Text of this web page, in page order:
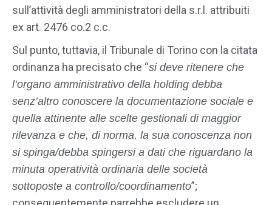
sull’attività degli amministratori della s.r.l. attribuiti
ex art. 2476 co.2 c.c.
Sul punto, tuttavia, il Tribunale di Torino con la citata
ordinanza ha precisato che “si deve ritenere che
l’organo amministrativo della holding debba
senz’altro conoscere la documentazione sociale e
quella attinente alle scelte gestionali di maggior
rilevanza e che, di norma, la sua conoscenza non
si spinga/debba spingersi a dati che riguardano la
minuta operatività ordinaria delle società
sottoposte a controllo/coordinamento”;